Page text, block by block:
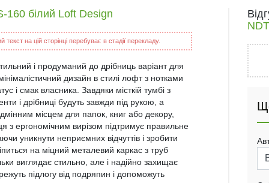
160 білий Loft Design
на цій сторінці перебуває в стадії перекладу.
і продуманий до дрібниць варіант для
дизайн в стилі лофт з нотками
і смак власника. Завдяки місткій тумбі з
і дрібниці будуть завжди під рукою, а
місцем для папок, книг або декору,
з ергономічним вирізом підтримує правильне
уникнути неприємних відчуттів і зробити
на міцний металевий каркас з труб
виглядає стильно, але і надійно захищає
підлогу від подряпин і допоможуть